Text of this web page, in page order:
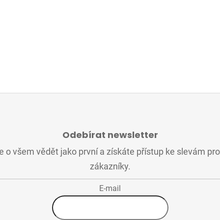
Odebírat newsletter
o všem vědět jako první a získáte přístup ke slevám
zákazníky.
E-mail